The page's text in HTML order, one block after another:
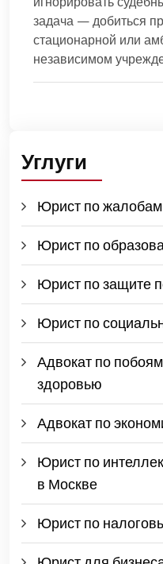
задача — добиться
стационарной или
независимом
Углуги
Юрист по жалобам
Юрист по
Юрист по защите
Юрист по
Адвокат по
здоровью
Адвокат по
Юрист по
в Москве
Юрист по